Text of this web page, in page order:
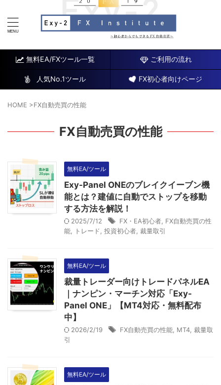
無料EA/FXツール一覧 ご利用の流れ
人気No.1ツール FX初心者向けページ
HOME >FX自動売買の性能
FX自動売買の性能
無料EA/ツール
Exy-Panel ONEのブレイクイーブン機
能とは？建値に自動でストップを移動
する方法を解説！
2025/7/12 FX・EA初心者 FX自動売買の性
能
トレード 投資初心者 裁量取引
無料EA/ツール
裁量トレーダー向けトレードパネルEA
｜ナンピン・マーチン対応「Exy-
Panel ONE」【MT4対応・無料配布
中】
2026/2/19 FX自動売買の性能 MT4 裁量取
引
無料EA/ツール